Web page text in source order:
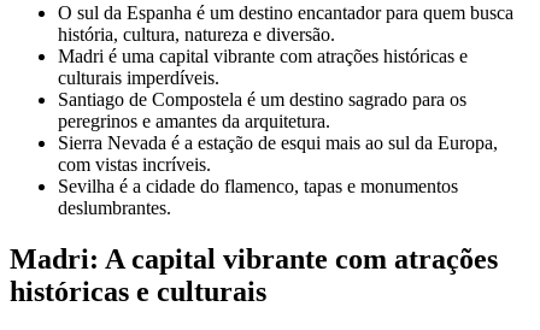
O sul da Espanha é um destino encantador para quem busca
história, cultura, natureza e diversão.
Madri é uma capital vibrante com atrações históricas e
culturais imperdíveis.
Santiago de Compostela é um destino sagrado para os
peregrinos e amantes da arquitetura.
Sierra Nevada é a estação de esqui mais ao sul da Europa,
com vistas incríveis.
Sevilha é a cidade do flamenco, tapas e monumentos
deslumbrantes.
Madri: A capital vibrante com atrações
históricas e culturais